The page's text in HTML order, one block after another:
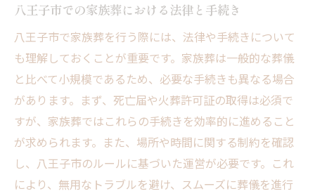
八王子市での家族葬における法律と手続き
八王子市で家族葬を行う際には、法律や手続きについて
も理解しておくことが重要です。家族葬は一般的な葬儀
と比べて小規模であるため、必要な手続きも異なる場合
があります。まず、死亡届や火葬許可証の取得は必須で
すが、家族葬ではこれらの手続きを効率的に進めること
が求められます。また、場所や時間に関する制約を確認
し、八王子市のルールに基づいた運営が必要です。これ
により、無用なトラブルを避け、スムーズに葬儀を進行